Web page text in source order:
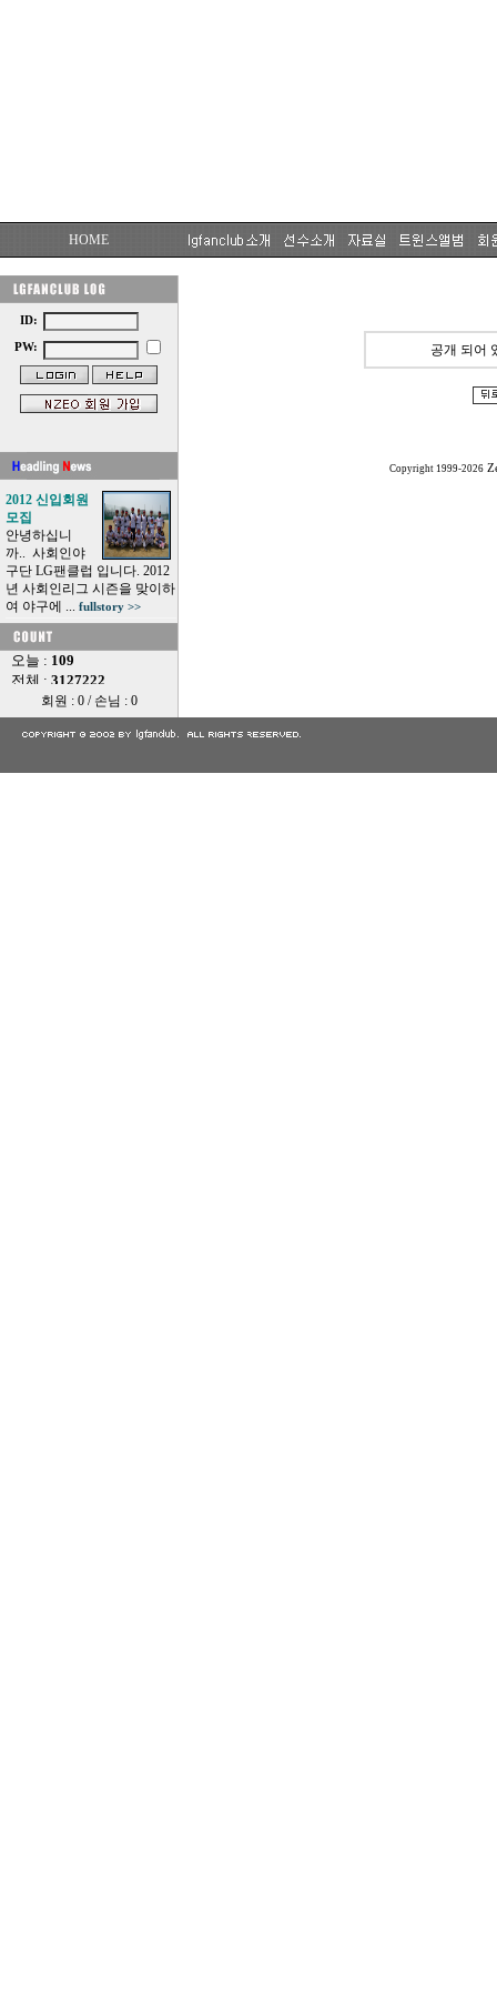
HOME
ID:
PW:
2012 신입회원
모집
안녕하십니
까.. 사회인야
구단 LG팬클럽 입니다. 2012
년 사회인리그 시즌을 맞이하
여 야구에 ... fullstory >>
회원 : 0 / 손님 : 0
공개 되어
Copyright 1999-2026